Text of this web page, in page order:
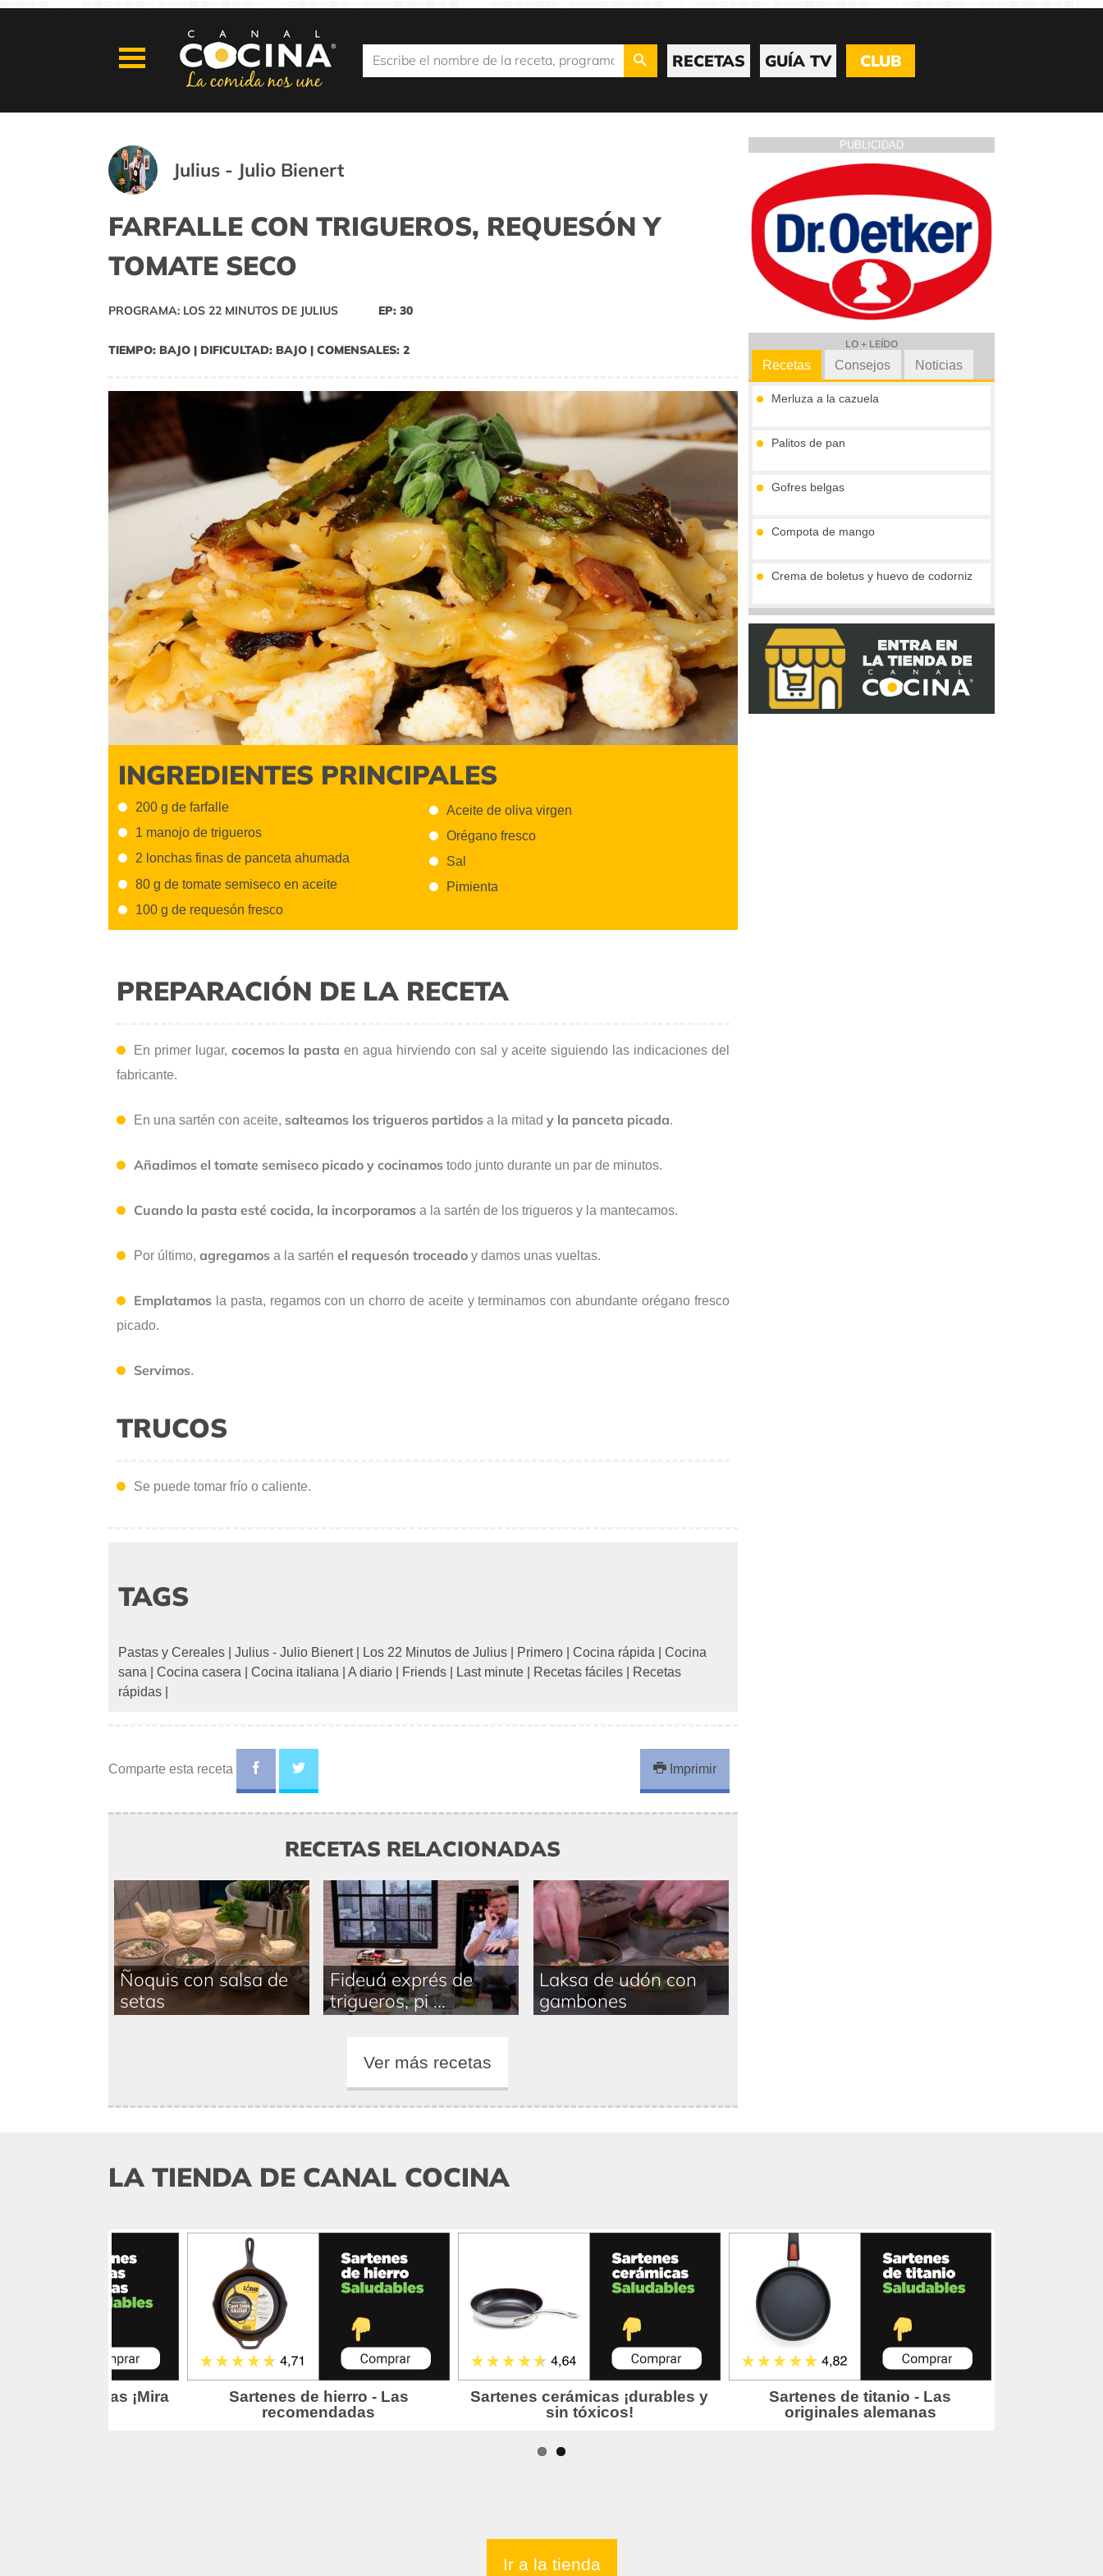
RECETAS GUÍA TV CLUB
Julius - Julio Bienert
FARFALLE CON TRIGUEROS, REQUESÓN Y
TOMATE SECO
PROGRAMA: LOS 22 MINUTOS DE JULIUS EP: 30
TIEMPO: BAJO | DIFICULTAD: BAJO | COMENSALES: 2
INGREDIENTES PRINCIPALES
200 g de farfalle
1 manojo de trigueros
2 lonchas finas de panceta ahumada
80 g de tomate semiseco en aceite
100 g de requesón fresco
Aceite de oliva virgen
Orégano fresco
Sal
Pimienta
PREPARACIÓN DE LA RECETA
En primer lugar, cocemos la pasta en agua hirviendo con sal y aceite siguiendo las indicaciones del
fabricante.
En una sartén con aceite, salteamos los trigueros partidos a la mitad y la panceta picada.
Añadimos el tomate semiseco picado y cocinamos todo junto durante un par de minutos.
Cuando la pasta esté cocida, la incorporamos a la sartén de los trigueros y la mantecamos.
Por último, agregamos a la sartén el requesón troceado y damos unas vueltas.
Emplatamos la pasta, regamos con un chorro de aceite y terminamos con abundante orégano fresco
picado.
Servimos.
TRUCOS
Se puede tomar frío o caliente.
TAGS
Pastas y Cereales Julius - Julio Bienert| Los 22 Minutos de Julius Primero Cocina rápida
Cocina
sana
Cocina casera Cocina italiana A diario Friends Last minute Recetas fáciles
Recetas
rápidas
Comparte esta receta Imprimir
RECETAS RELACIONADAS
Ñoquis con salsa de
setas
Fideuá exprés de
trigueros, pi ...
Laksa de udón con
gambones
Ver más recetas
PUBLICIDAD
LO + LEÍDO
Recetas
Merluza a la cazuela
Palitos de pan
Gofres belgas
Compota de mango
Crema de boletus y huevo de codorniz
Vieiras con jamón y reducción al cava
Consejos Noticias
LA TIENDA DE CANAL COCINA
Ir a la tienda